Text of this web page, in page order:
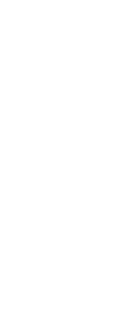
cha , sun